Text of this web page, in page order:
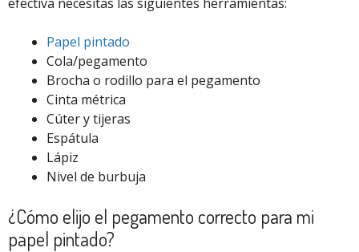
Papel pintado
Cola/pegamento
Brocha o rodillo para el pegamento
Cinta métrica
Cúter y tijeras
Espátula
Lápiz
Nivel de burbuja
¿Cómo elijo el pegamento correcto para mi
papel pintado?